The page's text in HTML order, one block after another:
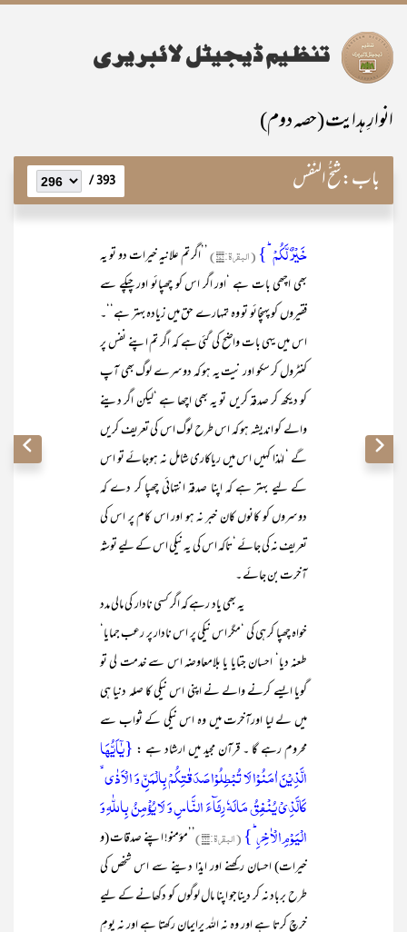
انوارِ ہدایت (حصہ دوم)
باب:شُحُّ النَّفس 393 /
خَیۡرٌ لَّکُمۡ ؕ}(البقرۃ:۲۷۱)
’’اگر تم علانیہ خیرات دو تو یہ
بھی اچھی بات ہے ‘اور اگر اس کو چھپائو اور چپکے سے
فقیروں کو پہنچائو تو وہ تمہارے حق میں زیادہ بہتر ہے‘‘۔
اس میں یہی بات واضح کی گئی ہے کہ اگر تم اپنے نفس پر
کنٹرول کر سکو اور نیت یہ ہو کہ دوسرے لوگ بھی آپ
کو دیکھ کر صدقہ کریں تو یہ بھی اچھا ہے ‘لیکن اگر دینے
والے کو اندیشہ ہو کہ اس طرح لوگ اس کی تعریف کریں
گے ‘ لہٰذا کہیں اس میں ریاکاری شامل نہ ہوجائے تو اس
کے لیے بہتر ہے کہ اپنا صدقہ انتہائی چھپا کر دے کہ
دوسروں کو کانوں کان خبر نہ ہو اور اس کام پر اس کی
تعریف نہ کی جائے ‘تاکہ اس کی یہ نیکی اس کے لیے توشہ
آخرت بن جائے ۔
یہ بھی یاد رہے کہ اگر کسی نادار کی مالی مدد
خواہ چھپا کر ہی کی ‘مگر اس نیکی پر اس نادار پر رعب جمایا‘
طعنہ دیا‘ احسان جتایا یا بلامعاوضہ اس سے خدمت لی تو
گویا ایسے کرنے والے نے اپنی اس نیکی کا صلہ دنیا ہی
میں لے لیا اورآخرت میں وہ اس نیکی کے ثواب سے
محروم رہے گا ۔ قرآن مجید میں ارشاد ہے : {یٰۤاَیُّہَا
الَّذِیۡنَ اٰمَنُوۡا لَا تُبۡطِلُوۡا صَدَقٰتِکُمۡ بِالۡمَنِّ وَ الۡاَذٰی ۙ
کَالَّذِیۡ یُنۡفِقُ مَالَہٗ رِئَآءَ النَّاسِ وَ لَا یُؤۡمِنُ بِاللّٰہِ وَ
الۡیَوۡمِ الۡاٰخِرِؕ}(البقرۃ:۲۶۴)
’’مؤمنو! اپنے صدقات (و
خیرات) احسان رکھنے اور ایذا دینے سے اس شخص کی
طرح برباد نہ کر دیناجو اپنا مال لوگوں کو دکھانے کے لیے
خرچ کرتا ہے اور وہ نہ اللہ پرایمان رکھتا ہے اور نہ یومِ